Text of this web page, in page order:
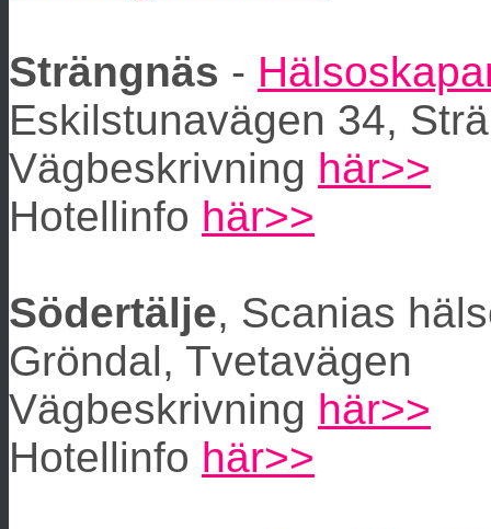
Strängnäs -
Eskilstunavägen 34,
Vägbeskrivning här>>
Hotellinfo här>>
Södertälje, Scanias
Gröndal, Tvetavägen
Vägbeskrivning här>>
Hotellinfo här>>